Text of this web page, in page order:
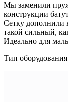
Мы заменили
конструкции
Сетку дополнили
такой сильный,
Идеально для
Тип